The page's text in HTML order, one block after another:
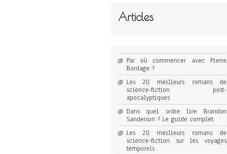
Articles
Par où commencer avec Pierre
Bordage ?
Les 20 meilleurs romans de
science-fiction post-
apocalyptiques
Dans quel ordre lire Brandon
Sanderson ? Le guide complet
Les 20 meilleurs romans de
science-fiction sur les voyages
temporels